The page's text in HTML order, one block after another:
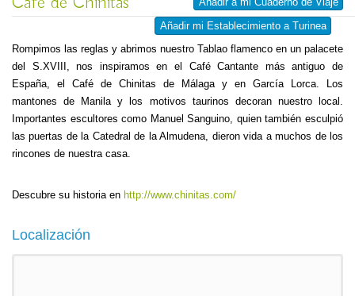
Añadir mi Establecimiento a Turinea
Rompimos las reglas y abrimos nuestro Tablao flamenco en un palacete
del S.XVIII, nos inspiramos en el Café Cantante más antiguo de
España, el Café de Chinitas de Málaga y en García Lorca. Los
mantones de Manila y los motivos taurinos decoran nuestro local.
Importantes escultores como Manuel Sanguino, quien también esculpió
las puertas de la Catedral de la Almudena, dieron vida a muchos de los
rincones de nuestra casa.
Descubre su historia en http://www.chinitas.com/
Localización